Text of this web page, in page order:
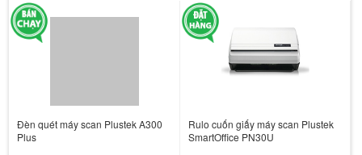
Đèn quét máy scan Plustek A300
Plus
Rulo cuốn giấy máy scan Plustek
SmartOffice PN30U